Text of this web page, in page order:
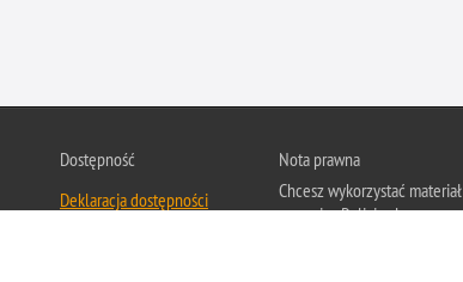
Dostępność
Deklaracja dostępności
Nota prawna
Chcesz wykorzystać materiał
z serwisu Policja.pl.